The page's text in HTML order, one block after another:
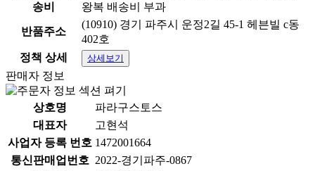
상품 정보고시
항목
품명 및 모델명
법에 의한 인증·허가
등을 받았음을 확인할
수 있는 경우 그에 대
한 사항
법에 의한 인증·허가 등을 받
그에 대한 사항:상세정보별
송비
왕복 배송비 부과
반품주소
(10910) 경기 파주시 운정2길 45-1 헤븐빌 c동
402호
정책 상세
상세보기
판매자 정보
상호명
파라구스토스
대표자
고현석
사업자 등록 번호 1472001664
통신판매업번호 2022-경기파주-0867